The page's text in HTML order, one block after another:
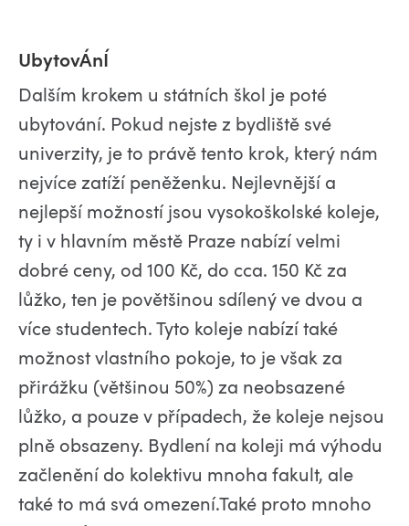
UbytovÁnÍ
Dalším krokem u státních škol je poté
ubytování. Pokud nejste z bydliště své
univerzity, je to právě tento krok, který nám
nejvíce zatíží peněženku. Nejlevnější a
nejlepší možností jsou vysokoškolské koleje,
ty i v hlavním městě Praze nabízí velmi
dobré ceny, od 100 Kč, do cca. 150 Kč za
lůžko, ten je povětšinou sdílený ve dvou a
více studentech. Tyto koleje nabízí také
možnost vlastního pokoje, to je však za
přirážku (většinou 50%) za neobsazené
lůžko, a pouze v případech, že koleje nejsou
plně obsazeny. Bydlení na koleji má výhodu
začlenění do kolektivu mnoha fakult, ale
také to má svá omezení.Také proto mnoho